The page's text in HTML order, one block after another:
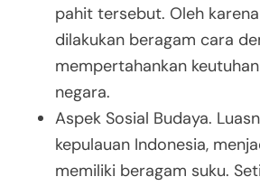
pahit tersebut. Oleh
dilakukan beragam cara
mempertahankan
negara.
Aspek Sosial Budaya.
kepulauan Indonesia,
memiliki beragam suku.